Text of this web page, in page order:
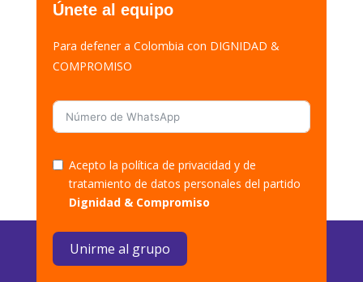
Únete al equipo
Para defener a Colombia con DIGNIDAD &
COMPROMISO
Acepto la política de privacidad y de
tratamiento de datos personales del partido
Dignidad & Compromiso
Unirme al grupo